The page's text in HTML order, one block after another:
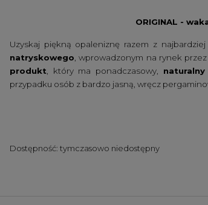
ORIGINAL -
Uzyskaj piękną opaleniznę razem z
natryskowego , wprowadzonym na rynek
produkt , który ma ponadczasowy,
przypadku osób z bardzo jasną, wręcz
Dostępność: tymczasowo niedostępny